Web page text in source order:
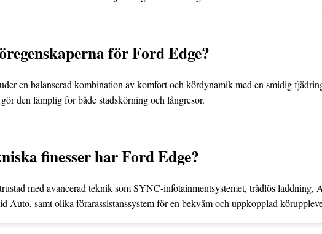
för Ford Edge?
en balanserad kombination av komfort och kördynamik med en smidig
den lämplig för både stadskörning och långresor.
finesser har Ford Edge?
med avancerad teknik som SYNC-infotainmentsystemet, trådlös laddning,
Auto, samt olika förarassistanssystem för en bekväm och uppkopplad